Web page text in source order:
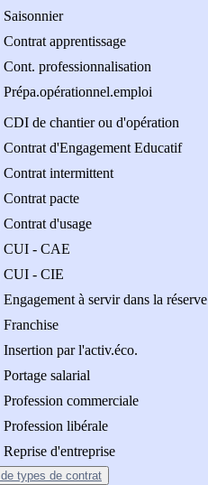
Saisonnier
Contrat apprentissage
Cont. professionnalisation
Prépa.opérationnel.emploi
CDI de chantier ou d'opération
Contrat d'Engagement Educatif
Contrat intermittent
Contrat pacte
Contrat d'usage
CUI - CAE
CUI - CIE
Engagement à servir dans la réserve
Franchise
Insertion par l'activ.éco.
Portage salarial
Profession commerciale
Profession libérale
Reprise d'entreprise
de types de contrat